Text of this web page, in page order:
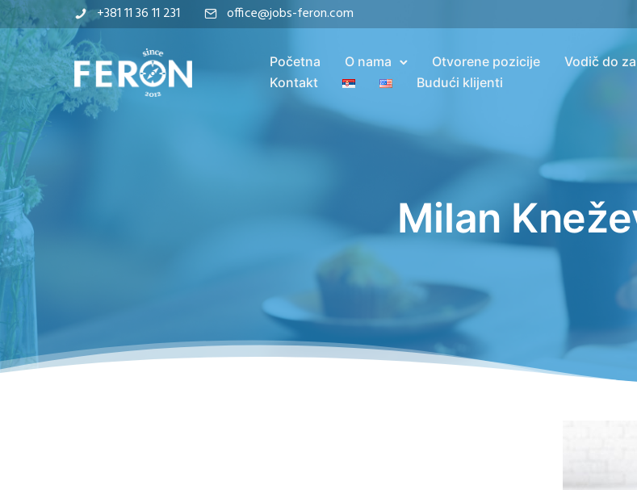
+381 11 36 11 231 office@jobs-feron.com
Početna O nama Otvorene pozicije Vodič do
Kontakt
Budući klijenti
Milan